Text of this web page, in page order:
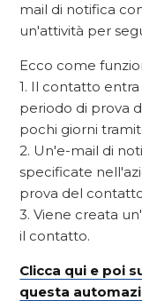
mail di notifica
un'attività per
Ecco come
1. Il contatto
periodo di prova
pochi giorni
2. Un'e-mail di
specificate
prova del
3. Viene creata
il contatto.
Clicca qui e poi
questa